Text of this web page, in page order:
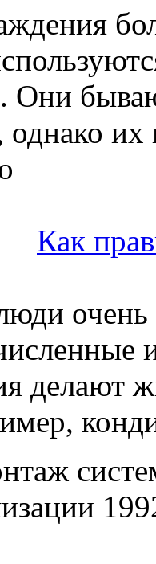
Они
их
Как
очень
делают